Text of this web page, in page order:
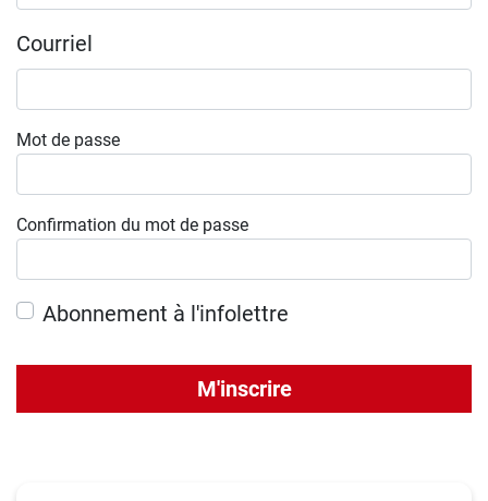
Courriel
Mot de passe
Confirmation du mot de passe
Abonnement à l'infolettre
M'inscrire